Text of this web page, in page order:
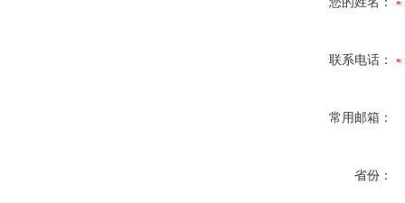
联系电话：
常用邮箱：
省份：